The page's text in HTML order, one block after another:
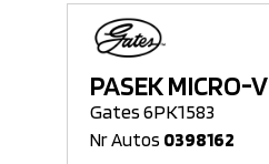
PASEK MICRO-V
Gates 6PK1583
Nr Autos 0398162